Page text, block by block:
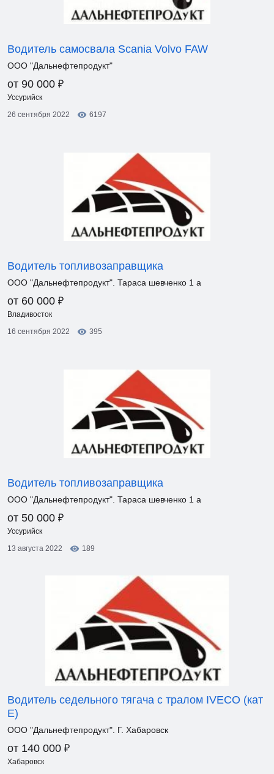
Водитель самосвала Scania Volvo FAW
ООО "Дальнефтепродукт"
от 90 000 ₽
Уссурийск
26 сентября 2022
6197
Водитель топливозаправщика
ООО "Дальнефтепродукт". Тараса шевченко 1 а
от 60 000 ₽
Владивосток
16 сентября 2022
395
Водитель топливозаправщика
ООО "Дальнефтепродукт". Тараса шевченко 1 а
от 50 000 ₽
Уссурийск
13 августа 2022
189
Водитель седельного тягача с тралом IVECO (кат
Е)
ООО "Дальнефтепродукт". Г. Хабаровск
от 140 000 ₽
Хабаровск